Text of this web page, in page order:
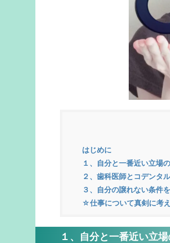
はじめに
１、自分と一番近い立場
２、歯科医師とコデンタ
３、自分の譲れない条件
☆仕事について真剣に考
１、自分と一番近い立